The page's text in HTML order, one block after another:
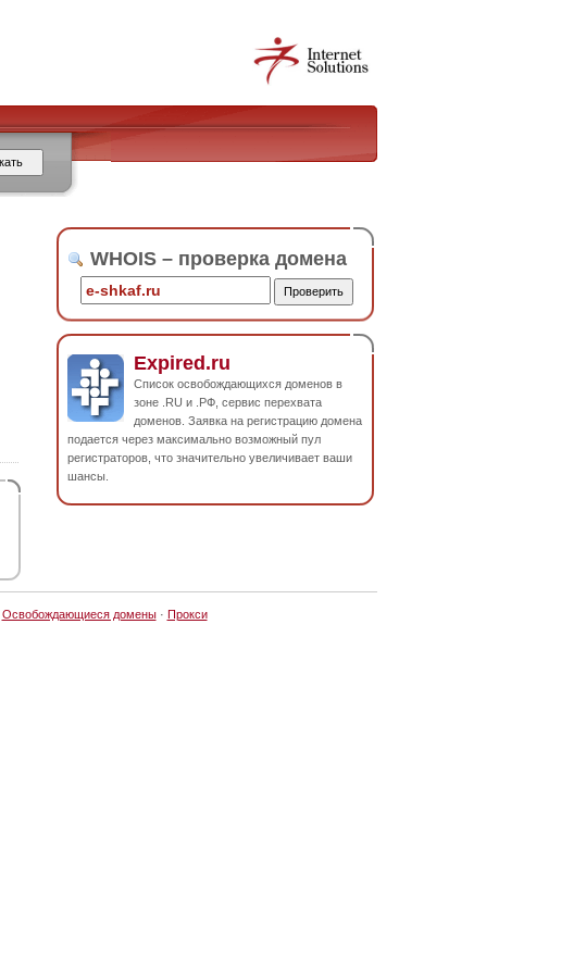
WHOIS – проверка домена
Expired.ru
Список освобождающихся доменов в
зоне .RU и .РФ, сервис перехвата
доменов. Заявка на регистрацию домена
подается через максимально возможный пул
регистраторов, что значительно увеличивает ваши
шансы.
Освобождающиеся домены· Прокси